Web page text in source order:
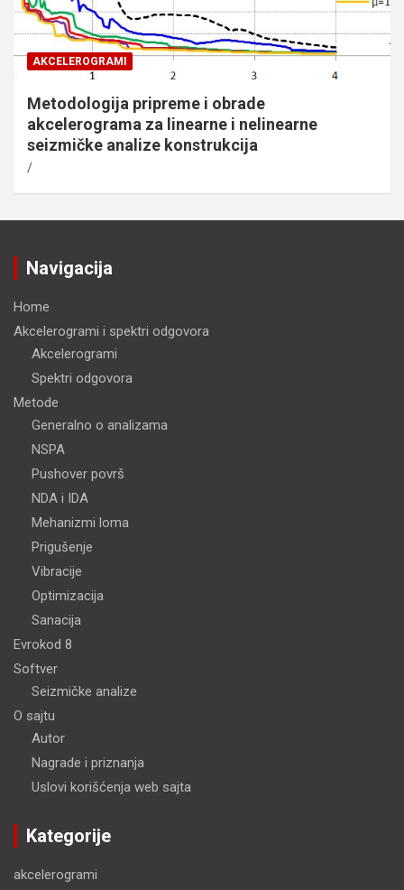
AKCELEROGRAMI
Metodologija pripreme i obrade
akcelerograma za linearne i nelinearne
seizmičke analize konstrukcija
Navigacija
Home
Akcelerogrami i spektri odgovora
Akcelerogrami
Spektri odgovora
Metode
Generalno o analizama
NSPA
Pushover površ
NDA i IDA
Mehanizmi loma
Prigušenje
Vibracije
Optimizacija
Sanacija
Evrokod 8
Softver
Seizmičke analize
O sajtu
Autor
Nagrade i priznanja
Uslovi korišćenja web sajta
Kategorije
akcelerogrami